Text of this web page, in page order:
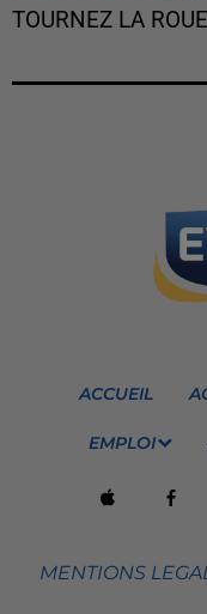
TOURNEZ LA
ACCUEIL
EMPLOI
MENTIONS